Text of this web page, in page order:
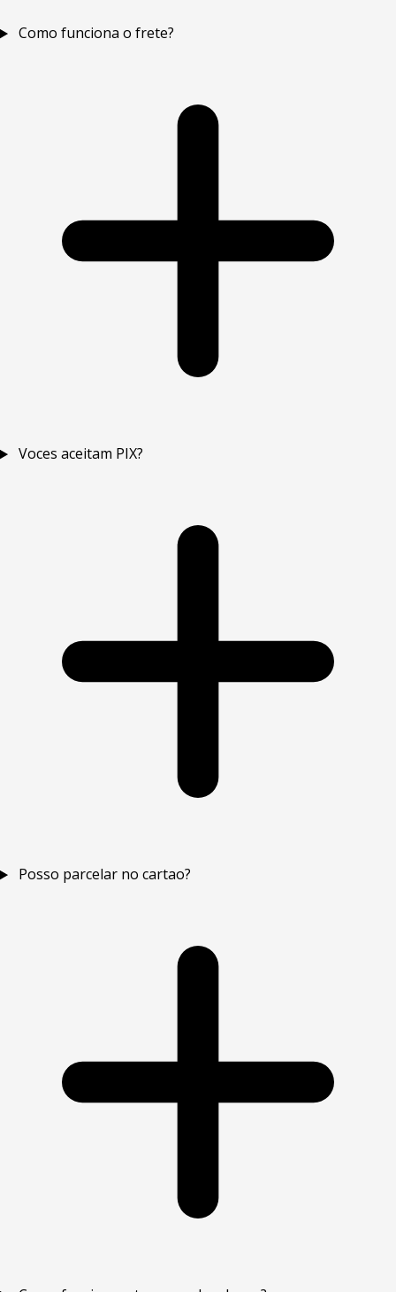
Como funciona o frete?
Voces aceitam PIX?
Posso parcelar no cartao?